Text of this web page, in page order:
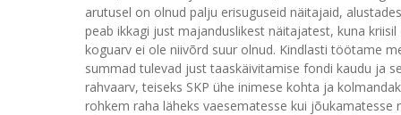
arutusel on olnud palju erisuguseid näitajaid,
peab ikkagi just majanduslikest näitajatest, kuna
koguarv ei ole niivõrd suur olnud. Kindlasti töötame
summad tulevad just taaskäivitamise fondi kaudu ja
rahvaarv, teiseks SKP ühe inimese kohta ja
rohkem raha läheks vaesematesse kui jõukamatesse